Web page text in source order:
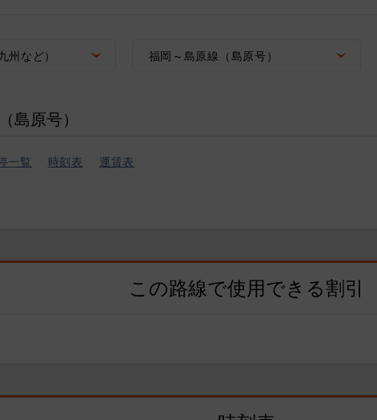
州など） 福岡～島原線（島原号）
島原号）
一覧 時刻表 運賃表
この路線で使用できる割引